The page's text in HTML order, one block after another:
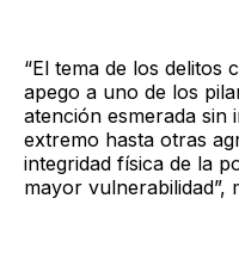
“El tema de los delitos
apego a uno de los
atención esmerada sin
extremo hasta otras
integridad física de la
mayor vulnerabilidad”,